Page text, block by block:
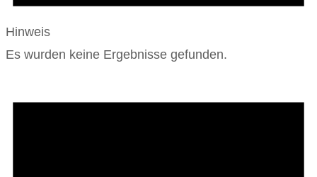
Hinweis
Es wurden keine Ergebnisse gefunden.